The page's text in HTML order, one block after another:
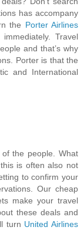
has accompany
the Porter Airlines
Travel
and that’s why
Porter is that the
and International
the people. What
is often also not
to confirm your
Our cheap
make your travel
these deals and
turn United Airlines